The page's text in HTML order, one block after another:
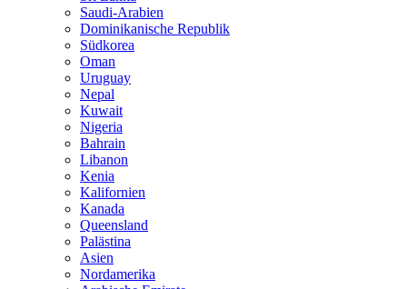
Saudi-Arabien
Dominikanische Republik
Südkorea
Oman
Uruguay
Nepal
Kuwait
Nigeria
Bahrain
Libanon
Kenia
Kalifornien
Kanada
Queensland
Palästina
Asien
Nordamerika